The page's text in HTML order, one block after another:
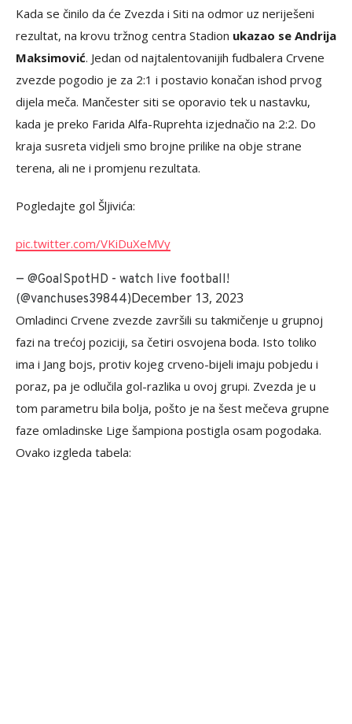
Kada se činilo da će Zvezda i Siti na odmor uz neriješeni
rezultat, na krovu tržnog centra Stadion ukazao se Andrija
Maksimović. Jedan od najtalentovanijih fudbalera Crvene
zvezde pogodio je za 2:1 i postavio konačan ishod prvog
dijela meča. Mančester siti se oporavio tek u nastavku,
kada je preko Farida Alfa-Ruprehta izjednačio na 2:2. Do
kraja susreta vidjeli smo brojne prilike na obje strane
terena, ali ne i promjenu rezultata.
Pogledajte gol Šljivića:
pic.twitter.com/VKiDuXeMVy
— @GoalSpotHD - watch live football!
(@vanchuses39844)December 13, 2023
Omladinci Crvene zvezde završili su takmičenje u grupnoj
fazi na trećoj poziciji, sa četiri osvojena boda. Isto toliko
ima i Jang bojs, protiv kojeg crveno-bijeli imaju pobjedu i
poraz, pa je odlučila gol-razlika u ovoj grupi. Zvezda je u
tom parametru bila bolja, pošto je na šest mečeva grupne
faze omladinske Lige šampiona postigla osam pogodaka.
Ovako izgleda tabela: